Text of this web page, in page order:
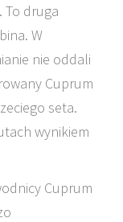
To druga
W
nie oddali
Cuprum
seta.
wynikiem
Cuprum